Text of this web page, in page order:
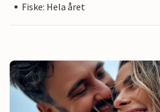
Fiske: Hela året